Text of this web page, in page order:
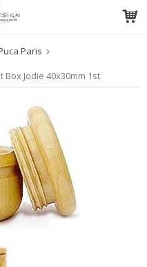
i varukorgen
Paris
Jodie 40x30mm 1st